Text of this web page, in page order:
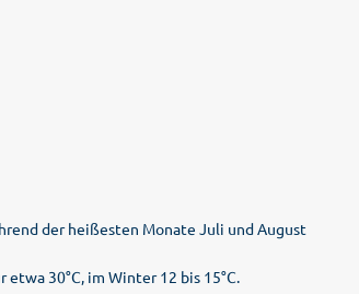
der heißesten Monate Juli und August
30°C, im Winter 12 bis 15°C.